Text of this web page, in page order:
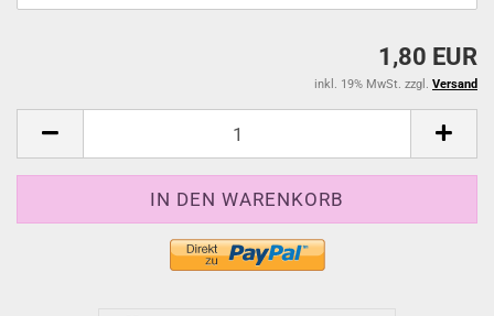
1,80 EUR
inkl. 19% MwSt. zzgl. Versand